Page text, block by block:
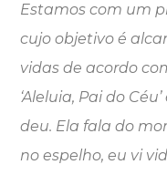
Estamos com um
cujo objetivo é
vidas de acordo
‘Aleluia, Pai do
deu. Ela fala do
no espelho, eu vi